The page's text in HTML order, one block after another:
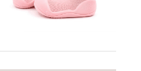
BundleBean